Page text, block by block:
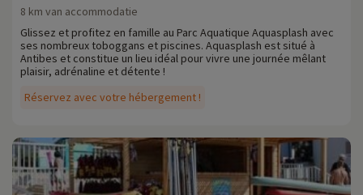
Réservez avec votre hébergement !
8 km van accommodatie
Glissez et profitez en famille au Parc Aquatique Aquasplash avec
ses nombreux toboggans et piscines. Aquasplash est situé à
Antibes et constitue un lieu idéal pour vivre une journée mêlant
plaisir, adrénaline et détente !